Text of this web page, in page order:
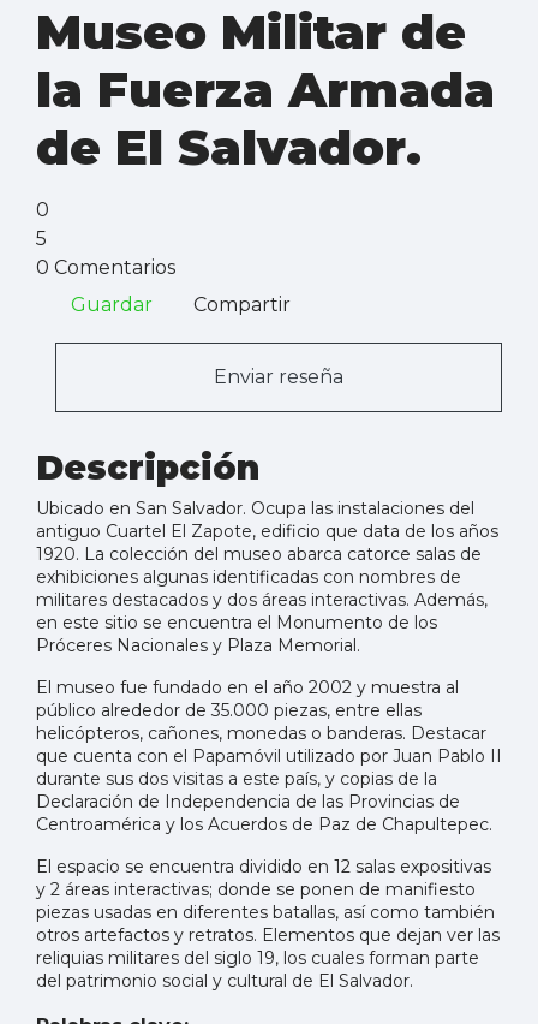
Museo Militar de
la Fuerza Armada
de El Salvador.
0
5
0 Comentarios
Guardar
Compartir
Enviar reseña
Descripción
Ubicado en San Salvador. Ocupa las instalaciones del
antiguo Cuartel El Zapote, edificio que data de los años
1920. La colección del museo abarca catorce salas de
exhibiciones algunas identificadas con nombres de
militares destacados y dos áreas interactivas. Además,
en este sitio se encuentra el Monumento de los
Próceres Nacionales y Plaza Memorial.
El museo fue fundado en el año 2002 y muestra al
público alrededor de 35.000 piezas, ​entre ellas
helicópteros, cañones, monedas o banderas. Destacar
que cuenta con el Papamóvil utilizado por Juan Pablo II
durante sus dos visitas a este país, y copias de la
Declaración de Independencia de las Provincias de
Centroamérica y los Acuerdos de Paz de Chapultepec.
El espacio se encuentra dividido en 12 salas expositivas
y 2 áreas interactivas; donde se ponen de manifiesto
piezas usadas en diferentes batallas, así como también
otros artefactos y retratos. Elementos que dejan ver las
reliquias militares del siglo 19, los cuales forman parte
del patrimonio social y cultural de El Salvador.